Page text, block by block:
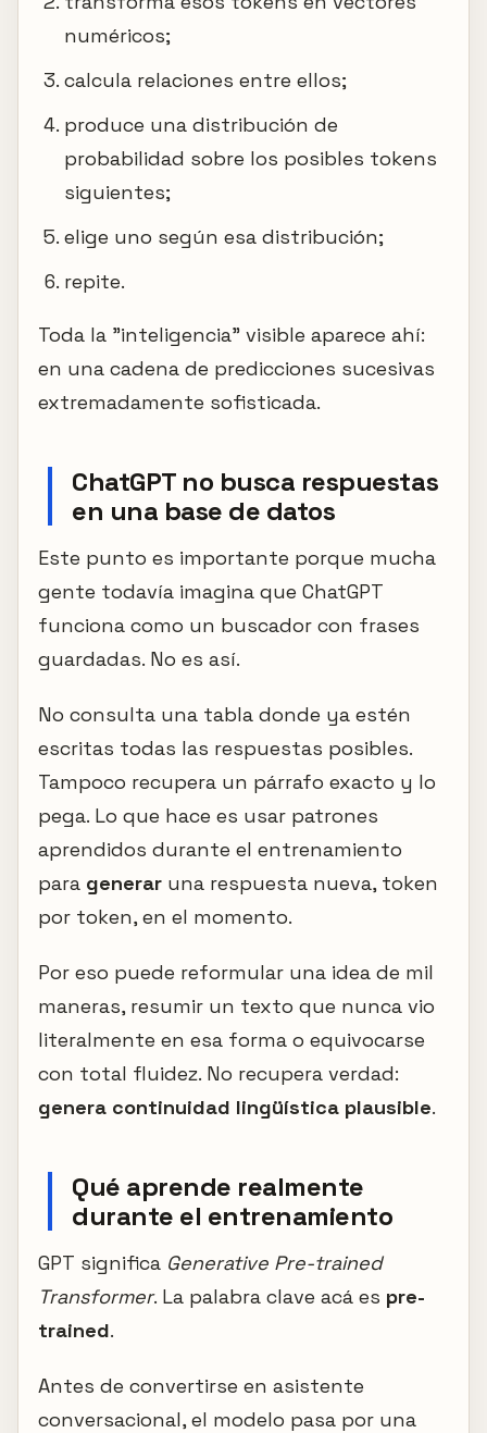
numéricos;
calcula relaciones entre ellos;
produce una distribución de
probabilidad sobre los posibles tokens
siguientes;
elige uno según esa distribución;
repite.
Toda la "inteligencia" visible aparece ahí:
en una cadena de predicciones sucesivas
extremadamente sofisticada.
ChatGPT no busca respuestas
en una base de datos
Este punto es importante porque mucha
gente todavía imagina que ChatGPT
funciona como un buscador con frases
guardadas. No es así.
No consulta una tabla donde ya estén
escritas todas las respuestas posibles.
Tampoco recupera un párrafo exacto y lo
pega. Lo que hace es usar patrones
aprendidos durante el entrenamiento
para generar una respuesta nueva, token
por token, en el momento.
Por eso puede reformular una idea de mil
maneras, resumir un texto que nunca vio
literalmente en esa forma o equivocarse
con total fluidez. No recupera verdad:
genera continuidad lingüística plausible.
Qué aprende realmente
durante el entrenamiento
GPT significa Generative Pre-trained
Transformer. La palabra clave acá es pre-
trained.
Antes de convertirse en asistente
conversacional, el modelo pasa por una